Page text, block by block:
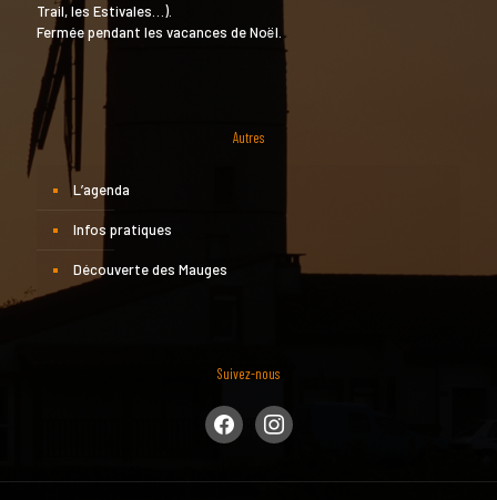
Trail, les Estivales…).
Fermée pendant les vacances de Noël.
Autres
L’agenda
Infos pratiques
Découverte des Mauges
Suivez-nous